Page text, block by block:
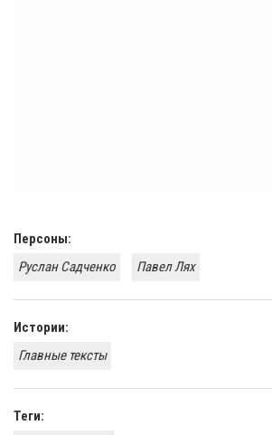
Персоны:
Руслан Садченко
Павел Лях
Истории:
Главные тексты
Теги: